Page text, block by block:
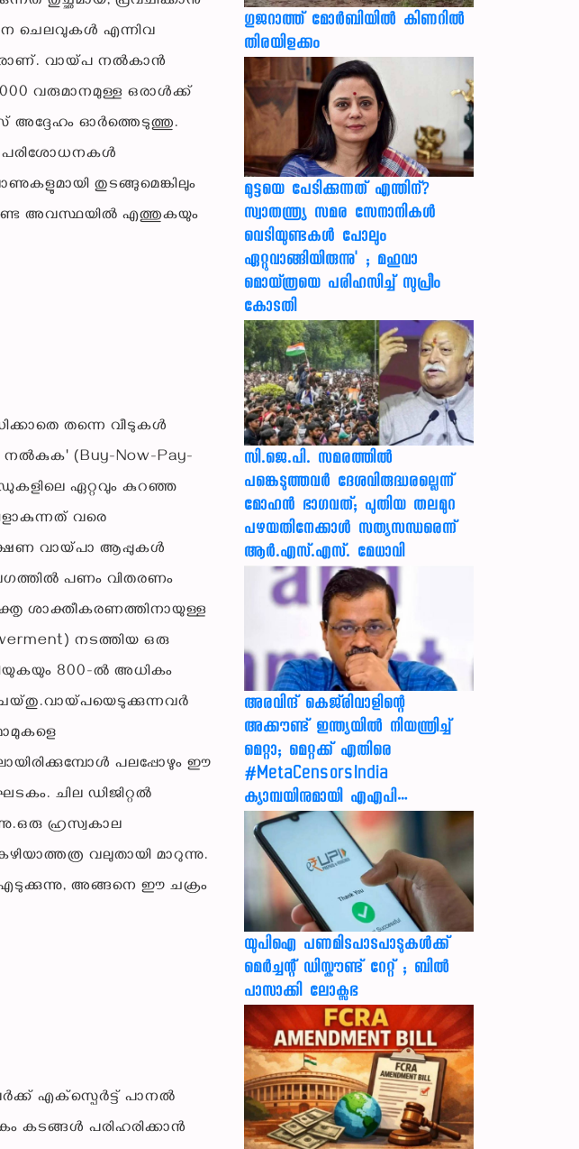
ചെലവുകൾ എന്നിവ
വായ്പ നൽകാൻ
വരുമാനമുള്ള ഒരാൾക്ക്
അദ്ദേഹം ഓർത്തെടുത്തു.
പരിശോധനകൾ
തുടങ്ങുമെങ്കിലും
അവസ്ഥയിൽ എത്തുകയും
തന്നെ വീടുകൾ
നൽകുക' (Buy-Now-Pay-
ഏറ്റവും കുറഞ്ഞ
വരെ
വായ്പാ ആപ്പുകൾ
പണം വിതരണം
ശാക്തീകരണത്തിനായുള്ള
നടത്തിയ ഒരു
800-ൽ അധികം
പലപ്പോഴും ഈ
ചില ഡിജിറ്റൽ
ഹ്രസ്വകാല
വലുതായി മാറുന്നു.
അങ്ങനെ ഈ ചക്രം
എക്സ്പെർട്ട് പാനൽ
കടങ്ങൾ പരിഹരിക്കാൻ
ഗുജറാത്ത് മോർബിയിൽ കിണറിൽ
തിരയിളക്കം
മുട്ടയെ പേടിക്കുന്നത് എന്തിന്?
സ്വാതന്ത്ര്യ സമര സേനാനികൾ
വെടിയുണ്ടകൾ പോലും
ഏറ്റുവാങ്ങിയിരുന്നു' ; മഹുവാ
മൊയ്ത്രയെ പരിഹസിച്ച് സുപ്രീം
കോടതി
സി.ജെ.പി. സമരത്തിൽ
പങ്കെടുത്തവർ ദേശവിരുദ്ധരല്ലെന്ന്
മോഹൻ ഭാഗവത്; പുതിയ തലമുറ
പഴയതിനേക്കാൾ സത്യസന്ധരെന്ന്
ആർ.എസ്.എസ്. മേധാവി
അരവിന്ദ് കെജ്‌രിവാളിന്റെ
അക്കൗണ്ട് ഇന്ത്യയിൽ നിയന്ത്രിച്ച്
മെറ്റാ; മെറ്റക്ക് എതിരെ
#MetaCensorsIndia
ക്യാമ്പയിനുമായി എഎപി…
യുപിഐ പണമിടപാടപാടുകൾക്ക്
മെർച്ചന്റ് ഡിസ്കൗണ്ട് റേറ്റ് ; ബിൽ
പാസാക്കി ലോക്സഭ